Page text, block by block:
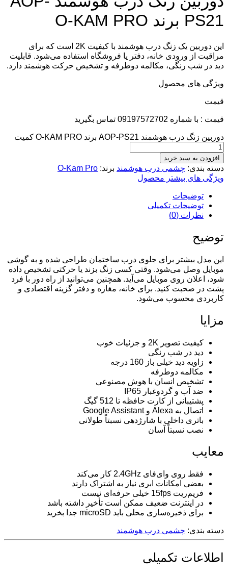
PS21 برند O-KAM PRO
این دوربین یک زنگ درب هوشمند با کیفیت 2K است که برای
مراقبت از ورودی خانه، دفتر یا فروشگاه استفاده می‌شود. قابلیت
دید در شب رنگی، مکالمه دوطرفه و تشخیص حرکت هوشمند دارد.
ویژگی های محصول
قيمت
قیمت : با شماره 09197572702 تماس بگیرید
دوربین زنگ درب هوشمند AOP-PS21 برند O-KAM PRO کمیت
افزودن به سبد خرید
دسته بندی: چشمی درب هوشمند برند: O-Kam Pro
ویژگی های بیشتر محصول
توضیحات
توضیحات تکمیلی
نظرات (0)
توضیح
این مدل بیشتر برای جلوی درب ساختمان طراحی شده و به گوشی
موبایل وصل می‌شود. وقتی کسی زنگ بزند یا حرکتی تشخیص داده
شود، اعلان روی موبایل می‌آید. همچنین می‌توانید از راه دور با فرد
پشت در صحبت کنید. برای خانه، مغازه و دفتر گزینه اقتصادی و
کاربردی محسوب می‌شود.
مزایا
کیفیت تصویر 2K و جزئیات خوب
دید در شب رنگی
زاویه دید خیلی باز 160 درجه
مکالمه دوطرفه
تشخیص انسان با هوش مصنوعی
ضد آب و گردوغبار IP65
پشتیبانی از کارت حافظه تا 512 گیگ
اتصال به Alexa و Google Assistant
باتری داخلی با شارژدهی نسبتاً طولانی
نصب نسبتاً آسان
معایب
فقط روی وای‌فای 2.4GHz کار می‌کند
بعضی امکانات ابری نیاز به اشتراک دارند
فریم‌ریت 15fps خیلی حرفه‌ای نیست
در اینترنت ضعیف ممکن است تأخیر داشته باشد
برای ذخیره‌سازی محلی باید microSD جدا بخرید
دسته بندی: چشمی درب هوشمند
اطلاعات تکمیلی